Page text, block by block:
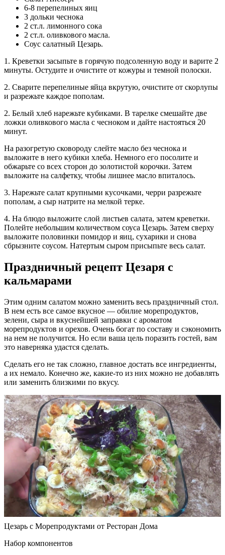
6-8 перепелиных яиц
3 дольки чеснока
2 ст.л. лимонного сока
2 ст.л. оливкового масла.
Соус салатный Цезарь.
1. Креветки засыпьте в горячую подсоленную воду и варите 2
минуты. Остудите и очистите от кожуры и темной полоски.
2. Сварите перепелиные яйца вкрутую, очистите от скорлупы
и разрежьте каждое пополам.
2. Белый хлеб нарежьте кубиками. В тарелке смешайте две
ложки оливкового масла с чесноком и дайте настояться 20
минут.
На разогретую сковороду слейте масло без чеснока и
выложите в него кубики хлеба. Немного его посолите и
обжарьте со всех сторон до золотистой корочки. Затем
выложите на салфетку, чтобы лишнее масло впиталось.
3. Нарежьте салат крупными кусочками, черри разрежьте
пополам, а сыр натрите на мелкой терке.
4. На блюдо выложите слой листьев салата, затем креветки.
Полейте небольшим количеством соуса Цезарь. Затем сверху
выложите половинки помидор и яиц, сухарики и снова
сбрызните соусом. Натертым сыром присыпьте весь салат.
Праздничный рецепт Цезаря с
кальмарами
Этим одним салатом можно заменить весь праздничный стол.
В нем есть все самое вкусное — обилие морепродуктов,
зелени, сыра и вкуснейшей заправки с ароматом
морепродуктов и орехов. Очень богат по составу и сэкономить
на нем не получится. Но если ваша цель поразить гостей, вам
это наверняка удастся сделать.
Сделать его не так сложно, главное достать все ингредиенты,
а их немало. Конечно же, какие-то из них можно не добавлять
или заменить близкими по вкусу.
Цезарь с Морепродуктами от Ресторан Дома
Набор компонентов